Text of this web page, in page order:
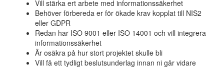
Vill stärka ert arbete med informationssäkerhet
Behöver förbereda er för ökade krav kopplat till NIS2
eller GDPR
Redan har ISO 9001 eller ISO 14001 och vill integrera
informationssäkerhet
Är osäkra på hur stort projektet skulle bli
Vill få ett tydligt beslutsunderlag innan ni går vidare